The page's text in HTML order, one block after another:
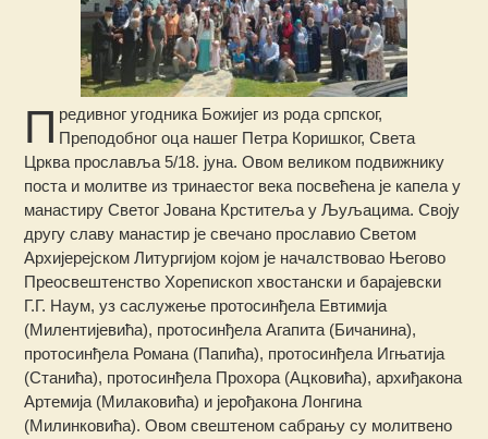
П редивног угодника Божијег из рода српског,
Преподобног оца нашег Петра Коришког, Света
Црква прославља 5/18. јуна. Овом великом подвижнику
поста и молитве из тринаестог века посвећена је капела у
манастиру Светог Јована Крститеља у Љуљацима.Своју
другу славу манастир је свечано прославио Светом
Архијерејском Литургијом којом је началствовао Његово
Преосвештенство Хорепископ хвостански и барајевски
Г.Г. Наум, уз саслужење протосинђела Евтимија
(Милентијевића), протосинђела Агапита (Бичанина),
протосинђела Романа (Папића), протосинђела Игњатија
(Станића), протосинђела Прохора (Ацковића), архиђакона
Артемија (Милаковића) и јерођакона Лонгина
(Милинковића). Овом свештеном сабрању су молитвено